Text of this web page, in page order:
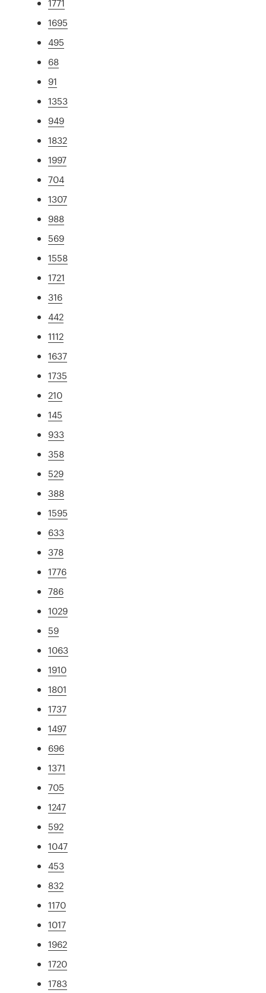
1771
1695
495
68
91
1353
949
1832
1997
704
1307
988
569
1558
1721
316
442
1112
1637
1735
210
145
933
358
529
388
1595
633
378
1776
786
1029
59
1063
1910
1801
1737
1497
696
1371
705
1247
592
1047
453
832
1170
1017
1962
1720
1783